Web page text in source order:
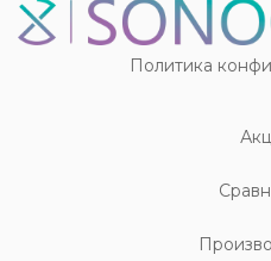
Политика